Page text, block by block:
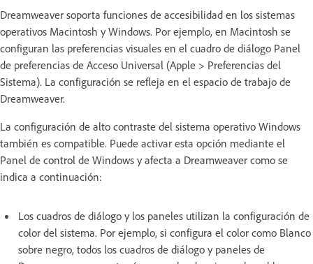
Dreamweaver soporta funciones de accesibilidad en los sistemas
operativos Macintosh y Windows. Por ejemplo, en Macintosh se
configuran las preferencias visuales en el cuadro de diálogo Panel
de preferencias de Acceso Universal (Apple > Preferencias del
Sistema). La configuración se refleja en el espacio de trabajo de
Dreamweaver.
La configuración de alto contraste del sistema operativo Windows
también es compatible. Puede activar esta opción mediante el
Panel de control de Windows y afecta a Dreamweaver como se
indica a continuación:
Los cuadros de diálogo y los paneles utilizan la configuración de
color del sistema. Por ejemplo, si configura el color como Blanco
sobre negro, todos los cuadros de diálogo y paneles de